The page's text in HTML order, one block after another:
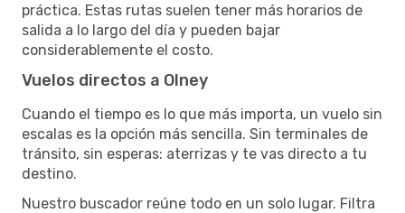
práctica. Estas rutas suelen tener más horarios de
salida a lo largo del día y pueden bajar
considerablemente el costo.
Vuelos directos a Olney
Cuando el tiempo es lo que más importa, un vuelo sin
escalas es la opción más sencilla. Sin terminales de
tránsito, sin esperas: aterrizas y te vas directo a tu
destino.
Nuestro buscador reúne todo en un solo lugar. Filtra